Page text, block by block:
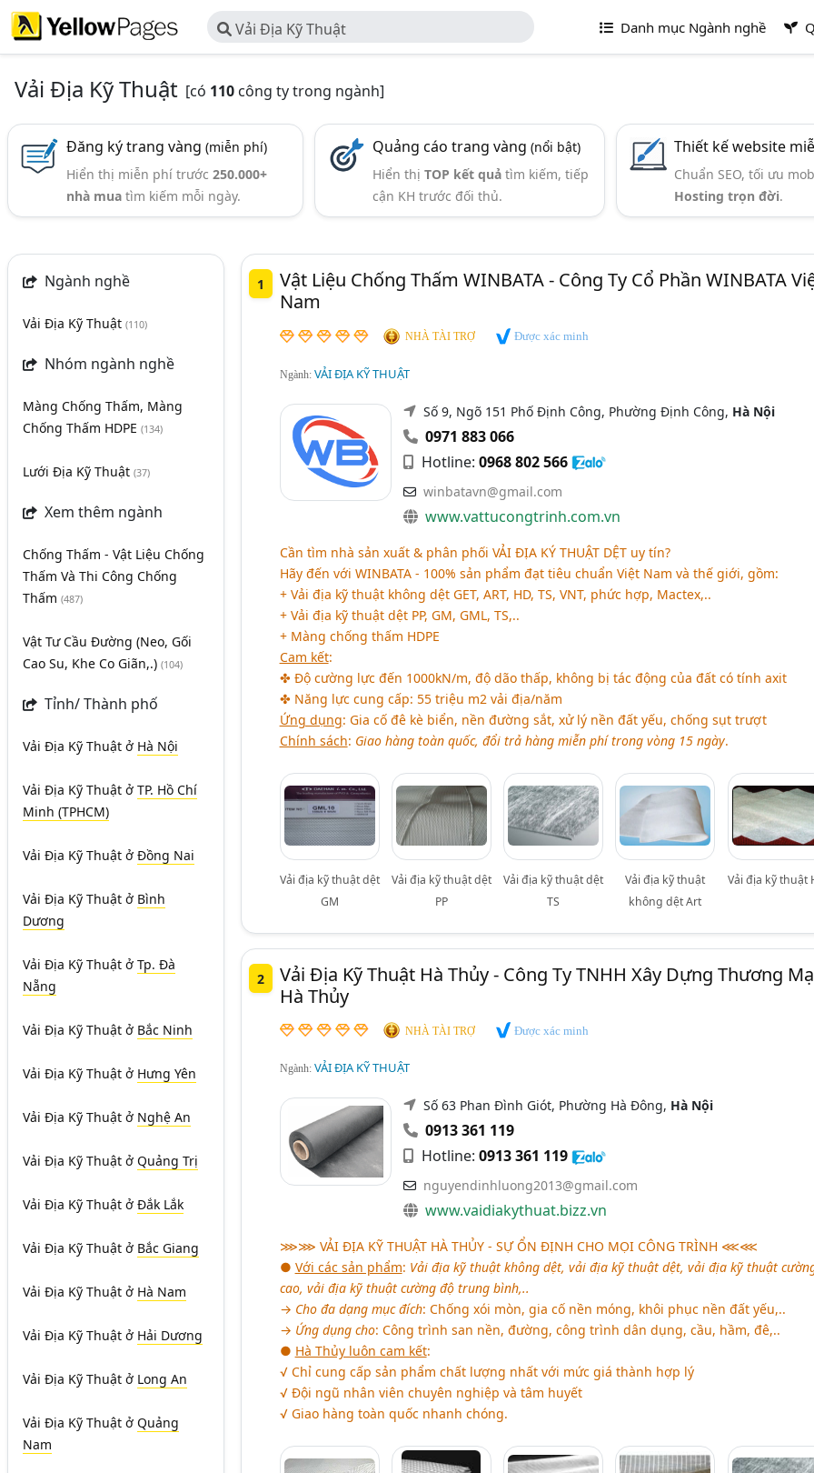
Vải Địa Kỹ Thuật Danh mục Ngành nghề
Vải Địa Kỹ Thuật [có 110 công ty trong ngành]
Đăng ký trang vàng(miễn phí)
Hiển thị miễn phí trước250.000+
nhà mua tìm kiếm mỗi ngày.
Quảng cáo trang vàng(nổi bật)
Hiển thịTOP kết quả tìm kiếm, tiếp
cận KH trước đối thủ.
Thiết kế website
Chuẩn SEO, tối ưu
Hosting trọn đời.
Ngành nghề
Vải Địa Kỹ Thuật (110)
Nhóm ngành nghề
Màng Chống Thấm, Màng
Chống Thấm HDPE (134)
Lưới Địa Kỹ Thuật (37)
Xem thêm ngành
Chống Thấm - Vật Liệu Chống
Thấm Và Thi Công Chống
Thấm (487)
Vật Tư Cầu Đường (Neo, Gối
Cao Su, Khe Co Giãn,.) (104)
Tỉnh/ Thành phố
Vải Địa Kỹ Thuật ở Hà Nội
Vải Địa Kỹ Thuật ở TP. Hồ Chí
Minh (TPHCM)
Vải Địa Kỹ Thuật ở Đồng Nai
Vải Địa Kỹ Thuật ở Bình
Dương
Vải Địa Kỹ Thuật ở Tp. Đà
Nẵng
Vải Địa Kỹ Thuật ở Bắc Ninh
Vải Địa Kỹ Thuật ở Hưng Yên
Vải Địa Kỹ Thuật ở Nghệ An
Vải Địa Kỹ Thuật ở Quảng Trị
Vải Địa Kỹ Thuật ở Đắk Lắk
Vải Địa Kỹ Thuật ở Bắc Giang
Vải Địa Kỹ Thuật ở Hà Nam
Vải Địa Kỹ Thuật ở Hải Dương
Vải Địa Kỹ Thuật ở Long An
Vải Địa Kỹ Thuật ở Quảng
Nam
1
Vật Liệu Chống Thấm WINBATA - Công Ty Cổ Phần WINBATA
Nam
NHÀ TÀI TRỢ Được xác minh
Ngành: VẢI ĐỊA KỸ THUẬT
Số 9, Ngõ 151 Phố Định Công, Phường Định Công, Hà Nội
0971 883 066
Hotline: 0968 802 566
winbatavn@gmail.com
www.vattucongtrinh.com.vn
Cần tìm nhà sản xuất & phân phối VẢI ĐỊA KÝ THUẬT DỆTuy tín?
Hãy đến với WINBATA - 100% sản phẩm đạt tiêu chuẩn Việt Nam và thế giới, gồm:
+ Vải địa kỹ thuật không dệt GET, ART, HD, TS, VNT, phức hợp, Mactex,..
+ Vải địa kỹ thuật dệt PP, GM, GML, TS,..
+ Màng chống thấm HDPE
Cam kết:
✤ Độ cường lực đến 1000kN/m, độ dão thấp, không bị tác động của đất có tính axit
✤ Năng lực cung cấp: 55 triệu m2 vải địa/năm
Ứng dụng: Gia cố đê kè biển, nền đường sắt, xử lý nền đất yếu, chống sụt trượt
Chính sách: Giao hàng toàn quốc, đổi trả hàng miễn phí trong vòng 15 ngày.
Vải địa kỹ thuật dệt
GM
Vải địa kỹ thuật dệt
PP
Vải địa kỹ thuật dệt
TS
Vải địa kỹ thuật
không dệt Art
Vải địa kỹ thuật
2
Vải Địa Kỹ Thuật Hà Thủy - Công Ty TNHH Xây Dựng Thương
Hà Thủy
NHÀ TÀI TRỢ Được xác minh
Ngành: VẢI ĐỊA KỸ THUẬT
Số 63 Phan Đình Giót, Phường Hà Đông, Hà Nội
0913 361 119
Hotline: 0913 361 119
nguyendinhluong2013@gmail.com
www.vaidiakythuat.bizz.vn
⋙⋙ VẢI ĐỊA KỸ THUẬT HÀ THỦY - SỰ ỔN ĐỊNH CHO MỌI CÔNG TRÌNH ⋘⋘
● Với các sản phẩm: Vải địa kỹ thuật không dệt, vải địa kỹ thuật dệt, vải địa kỹ thuật
cao, vải địa kỹ thuật cường độ trung bình,..
→ Cho đa dạng mục đích: Chống xói mòn, gia cố nền móng, khôi phục nền đất yếu,..
→ Ứng dụng cho: Công trình san nền, đường, công trình dân dụng, cầu, hầm, đê,..
● Hà Thủy luôn cam kết:
√ Chỉ cung cấp sản phẩm chất lượng nhất với mức giá thành hợp lý
√ Đội ngũ nhân viên chuyên nghiệp và tâm huyết
√ Giao hàng toàn quốc nhanh chóng.